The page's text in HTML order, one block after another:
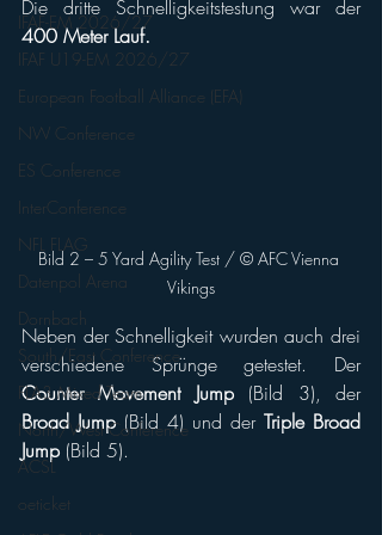
IFAF-EM 2026/27
IFAF U19-EM 2026/27
European Football Alliance (EFA)
NW Conference
ES Conference
InterConference
NFL FLAG
Datenpol Arena
Dornbach
South/East Conference
FLA3 Mixed Team
North/West Conference
ACSL
oeticket
Die dritte Schnelligkeitstestung war der
400 Meter Lauf.
Bild 2 – 5 Yard Agility Test / © AFC Vienna
Vikings
Neben der Schnelligkeit wurden auch drei
verschiedene Sprünge getestet. Der
Counter Movement Jump
(Bild 3), der
Broad Jump (Bild 4) und der Triple Broad
Jump (Bild 5).